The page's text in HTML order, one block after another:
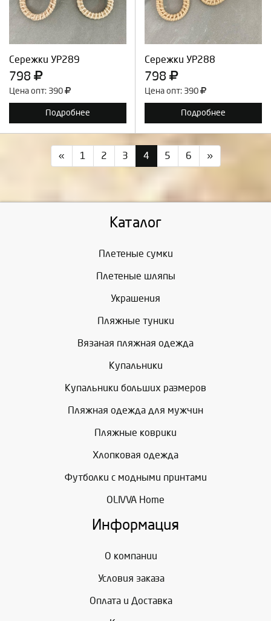
Сережки УР289
798
Цена опт: 390
Подробнее
Сережки УР288
798
Цена опт: 390
Подробнее
Продолжить
« 1 2 3 4 5 6 »
Каталог
Плетеные сумки
Плетеные шляпы
Украшения
Пляжные туники
Вязаная пляжная одежда
Купальники
Купальники больших размеров
Пляжная одежда для мужчин
Пляжные коврики
Хлопковая одежда
Футболки с модными принтами
OLIVVA Home
Информация
О компании
Условия заказа
Оплата и Доставка